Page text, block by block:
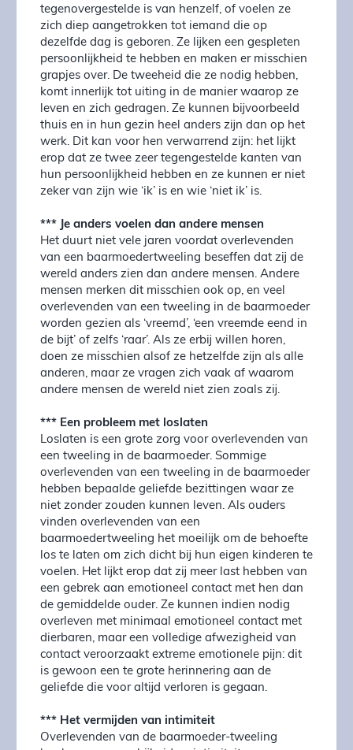
tegenovergestelde is van henzelf, of voelen ze
zich diep aangetrokken tot iemand die op
dezelfde dag is geboren. Ze lijken een gespleten
persoonlijkheid te hebben en maken er misschien
grapjes over. De tweeheid die ze nodig hebben,
komt innerlijk tot uiting in de manier waarop ze
leven en zich gedragen. Ze kunnen bijvoorbeeld
thuis en in hun gezin heel anders zijn dan op het
werk. Dit kan voor hen verwarrend zijn: het lijkt
erop dat ze twee zeer tegengestelde kanten van
hun persoonlijkheid hebben en ze kunnen er niet
zeker van zijn wie ‘ik’ is en wie ‘niet ik’ is.
*** Je anders voelen dan andere mensen
Het duurt niet vele jaren voordat overlevenden
van een baarmoedertweeling beseffen dat zij de
wereld anders zien dan andere mensen. Andere
mensen merken dit misschien ook op, en veel
overlevenden van een tweeling in de baarmoeder
worden gezien als ‘vreemd’, ‘een vreemde eend in
de bijt’ of zelfs ‘raar’. Als ze erbij willen horen,
doen ze misschien alsof ze hetzelfde zijn als alle
anderen, maar ze vragen zich vaak af waarom
andere mensen de wereld niet zien zoals zij.
*** Een probleem met loslaten
Loslaten is een grote zorg voor overlevenden van
een tweeling in de baarmoeder. Sommige
overlevenden van een tweeling in de baarmoeder
hebben bepaalde geliefde bezittingen waar ze
niet zonder zouden kunnen leven. Als ouders
vinden overlevenden van een
baarmoedertweeling het moeilijk om de behoefte
los te laten om zich dicht bij hun eigen kinderen te
voelen. Het lijkt erop dat zij meer last hebben van
een gebrek aan emotioneel contact met hen dan
de gemiddelde ouder. Ze kunnen indien nodig
overleven met minimaal emotioneel contact met
dierbaren, maar een volledige afwezigheid van
contact veroorzaakt extreme emotionele pijn: dit
is gewoon een te grote herinnering aan de
geliefde die voor altijd verloren is gegaan.
*** Het vermijden van intimiteit
Overlevenden van de baarmoeder-tweeling